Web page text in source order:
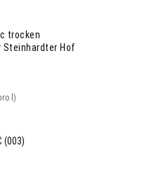
trocken
Steinhardter Hof
l)